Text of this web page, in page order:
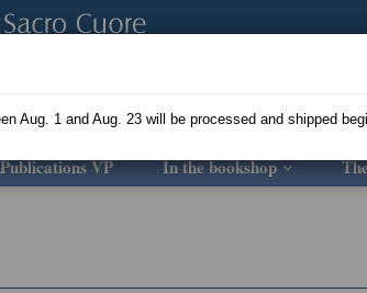
Publications VP In the bookshop
Aug. 1 and Aug. 23 will be processed and shipped